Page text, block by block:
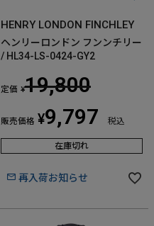
HENRY LONDON FINCHLEY
ヘンリーロンドン フンンチリー
/ HL34-LS-0424-GY2
定価 ¥19,800
販売価格 ¥9,797 税込
在庫切れ
再入荷お知らせ